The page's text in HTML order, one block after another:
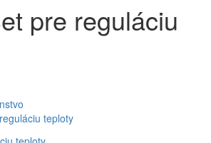
pre reguláciu
teploty